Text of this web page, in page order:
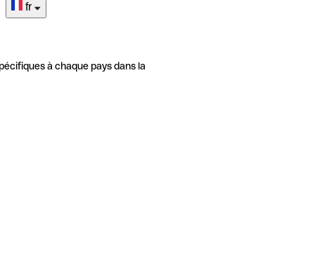
fr
à chaque pays dans la